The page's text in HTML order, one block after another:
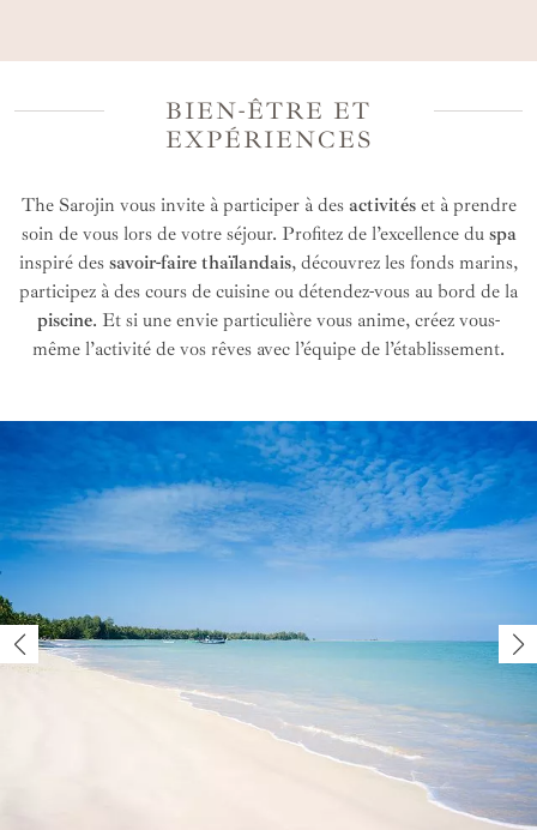
avantageux.
Thaïlande.
La possibilité d'inclure cet hôtel dans un séjour
personnalisé.
BIEN-ÊTRE ET
EXPÉRIENCES
The Sarojin vous invite à participer à des activitéset à prendre
soin de vous lors de votre séjour. Profitez de l’excellence du spa
inspiré des savoir-faire thaïlandais, découvrez les fonds marins,
participez à des cours de cuisine ou détendez-vous au bord de la
piscine. Et si une envie particulière vous anime, créez vous-
même l’activité de vos rêves avec l’équipe de l’établissement.